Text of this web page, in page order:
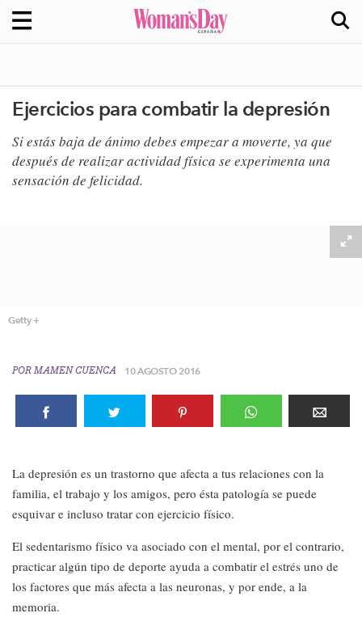
Ejercicios para combatir la depresión
​Si estás baja de ánimo debes empezar a moverte, ya que
después de realizar actividad física se experimenta una
sensación de felicidad.
Getty
POR MAMEN CUENCA 10 AGOSTO 2016
La depresión es un trastorno que afecta a tus relaciones con la
familia, el trabajo y los amigos, pero ésta patología se puede
esquivar e incluso tratar con ejercicio físico.
El sedentarismo físico va asociado con el mental, por el contrario,
practicar algún tipo de deporte ayuda a combatir el estrés uno de
los factores que más afecta a las neuronas, y por ende, a la
memoria.